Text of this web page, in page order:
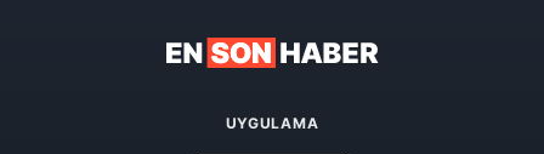
UYGULAMA